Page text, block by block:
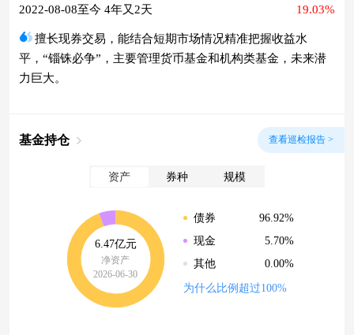
2022-08-08至今 4年又2天 19.03%
擅长现券交易，能结合短期市场情况精准把握收益水
平，“锱铢必争”，主要管理货币基金和机构类基金，未来潜
力巨大。
基金持仓 查看巡检报告 >
资产 券种 规模
6.47亿元
净资产
2026-06-30
债券
96.92%
现金
5.70%
其他
0.00%
为什么比例超过100%